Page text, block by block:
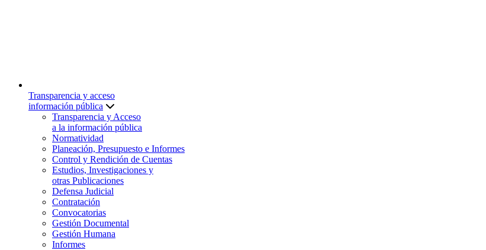
Transparencia y acceso
información pública
Transparencia y Acceso
a la información pública
Normatividad
Planeación, Presupuesto e Informes
Control y Rendición de Cuentas
Estudios, Investigaciones y
otras Publicaciones
Defensa Judicial
Contratación
Convocatorias
Gestión Documental
Gestión Humana
Informes